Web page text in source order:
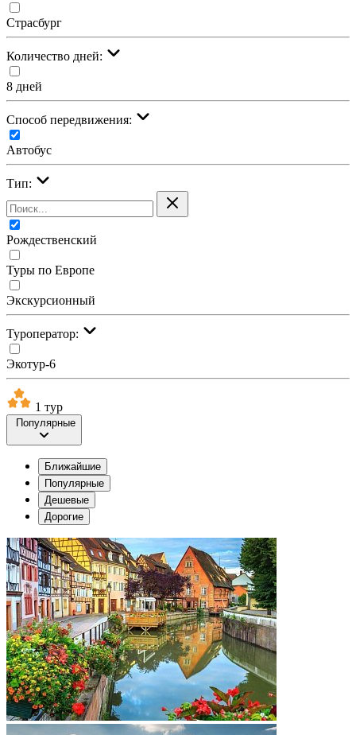
Страсбург
Количество дней:
8 дней
Cпособ передвижения:
Автобус
Тип:
Рождественский
Туры по Европе
Экскурсионный
Туроператор:
Экотур-6
1 тур
Популярные
Ближайшие
Популярные
Дешевые
Дорогие